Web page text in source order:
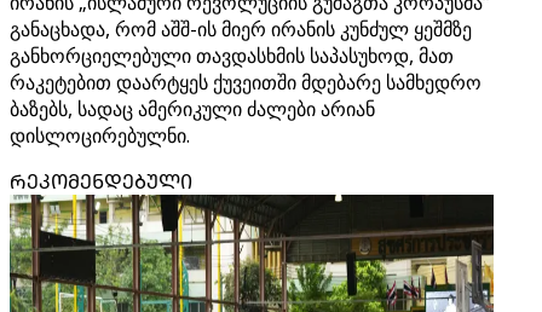
განაცხადა, რომ აშშ-ის მიერ ირანის კუნძულ ყეშმზე
განხორციელებული თავდასხმის საპასუხოდ, მათ
რაკეტებით დაარტყეს ქუვეითში მდებარე სამხედრო
ბაზებს, სადაც ამერიკული ძალები არიან
დისლოცირებულნი.
ᲠᲔᲙᲝᲛᲔᲜᲓᲔᲑᲣᲚᲘ